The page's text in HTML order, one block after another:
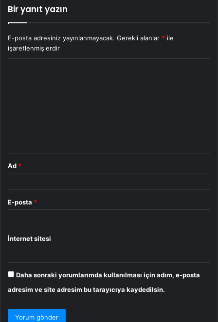
Bir yanıt yazın
E-posta adresiniz yayınlanmayacak. Gerekli alanlar * ile
işaretlenmişlerdir
Ad *
E-posta *
İnternet sitesi
Daha sonraki yorumlarımda kullanılması için adım, e-posta
adresim ve site adresim bu tarayıcıya kaydedilsin.